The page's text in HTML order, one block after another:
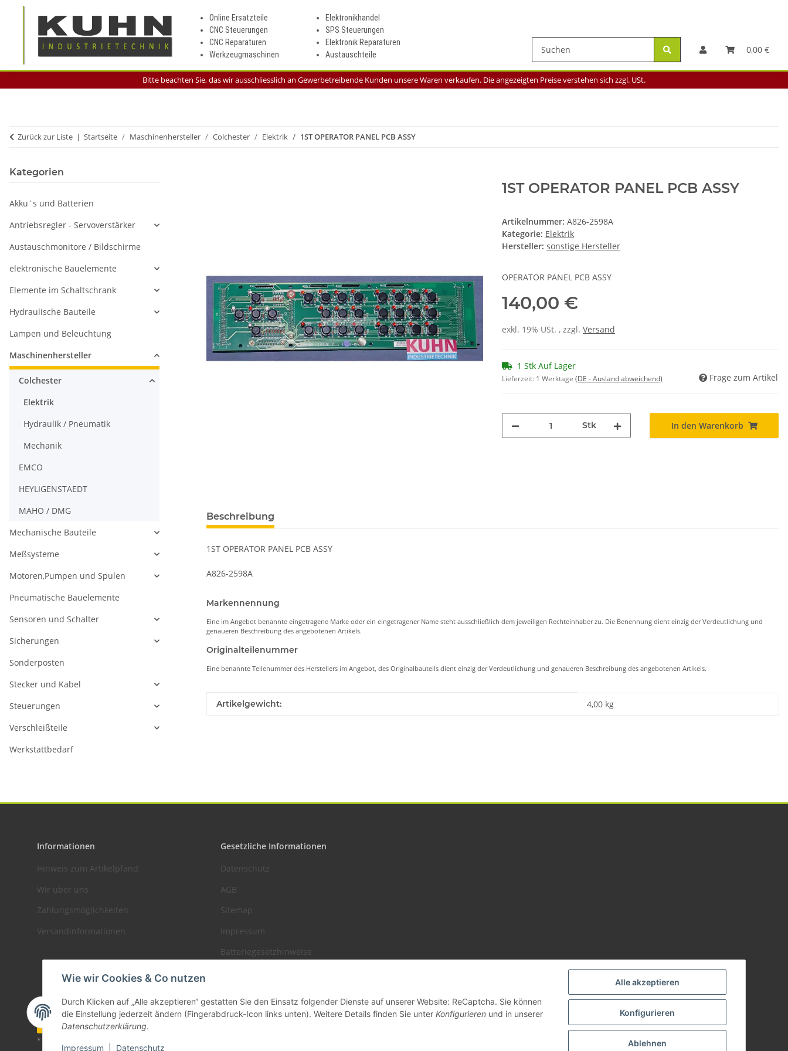
Alle akzeptieren
Konfigurieren
Ablehnen
Wie wir Cookies & Co nutzen
Durch Klicken auf „Alle akzeptieren“ gestatten Sie den Einsatz folgender Dienste auf unserer Website: ReCaptcha. Sie können
die Einstellung jederzeit ändern (Fingerabdruck-Icon links unten). Weitere Details finden Sie unter Konfigurieren und in unserer
Datenschutzerklärung.
Impressum Datenschutz
Online Ersatzteile
CNC Steuerungen
CNC Reparaturen
Werkzeugmaschinen
Elektronikhandel
SPS Steuerungen
Elektronik Reparaturen
Austauschteile
0,00 €
Bitte beachten Sie, das wir ausschliesslich an Gewerbetreibende Kunden unsere Waren verkaufen. Die angezeigten Preise verstehen sich zzgl. USt.
Zurück zur Liste Startseite Maschinenhersteller Colchester Elektrik 1ST OPERATOR PANEL PCB ASSY
1ST OPERATOR PANEL PCB ASSY
Artikelnummer: A826-2598A
Kategorie: Elektrik
Hersteller: sonstige Hersteller
OPERATOR PANEL PCB ASSY
140,00 €
exkl. 19% USt. , zzgl. Versand
1 Stk Auf Lager
Lieferzeit: 1 Werktage (DE - Ausland abweichend) Frage zum Artikel
Stk In den Warenkorb
Beschreibung
1ST OPERATOR PANEL PCB ASSY
A826-2598A
Markennennung
Eine im Angebot benannte eingetragene Marke oder ein eingetragener Name steht ausschließlich dem jeweiligen Rechteinhaber zu. Die Benennung dient einzig der Verdeutlichung und
genaueren Beschreibung des angebotenen Artikels.
Originalteilenummer
Eine benannte Teilenummer des Herstellers im Angebot, des Originalbauteils dient einzig der Verdeutlichung und genaueren Beschreibung des angebotenen Artikels.
Produkteigenschaft
Wert
Artikelgewicht: 4,00 kg
Kategorien
Akku´s und Batterien
Antriebsregler - Servoverstärker
Austauschmonitore / Bildschirme
elektronische Bauelemente
Elemente im Schaltschrank
Hydraulische Bauteile
Lampen und Beleuchtung
Maschinenhersteller
Colchester
Elektrik
Hydraulik / Pneumatik
Mechanik
EMCO
HEYLIGENSTAEDT
MAHO / DMG
Mechanische Bauteile
Meßsysteme
Motoren,Pumpen und Spulen
Pneumatische Bauelemente
Sensoren und Schalter
Sicherungen
Sonderposten
Stecker und Kabel
Steuerungen
Verschleißteile
Werkstattbedarf
Informationen
Hinweis zum Artikelpfand
Wir über uns
Zahlungsmöglichkeiten
Versandinformationen
Gesetzliche Informationen
Datenschutz
AGB
Sitemap
Impressum
Batteriegesetzhinweise
Vertrag widerrufen
* Alle Preise zzgl. gesetzlicher USt., zzgl.